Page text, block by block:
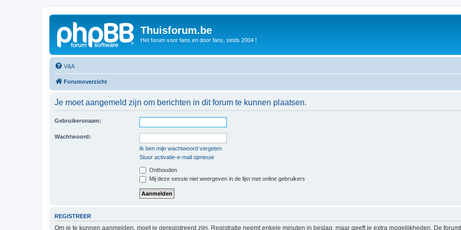
Thuisforum.be
Het forum voor fans en door fans, sinds 2004 !
V&A
Forumoverzicht
Je moet aangemeld zijn om berichten in dit forum te kunnen plaatsen.
Gebruikersnaam:
Wachtwoord:
Ik ben mijn wachtwoord vergeten
Stuur activatie-e-mail opnieuw
Onthouden
Mij deze sessie niet weergeven in de lijst met online gebruikers
REGISTREER
Om je te kunnen aanmelden, moet je geregistreerd zijn. Registratie neemt enkele minuten in beslag, maar geeft je extra mogelijkheden. De